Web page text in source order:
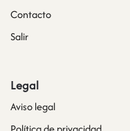
Contacto
Salir
Legal
Aviso legal